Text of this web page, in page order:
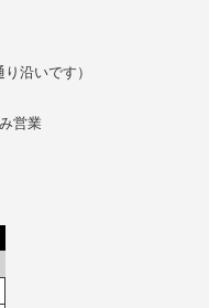
沿いです）
営業